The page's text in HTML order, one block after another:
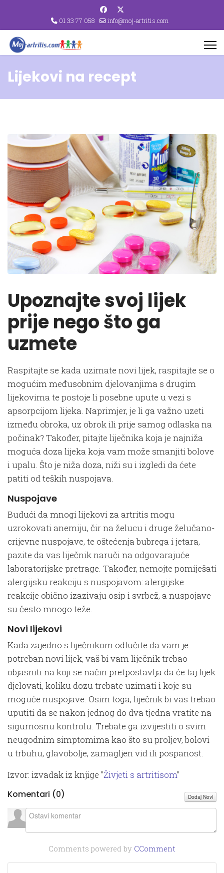
01 33 77 058 info@moj-artritis.com
Lijekovi na recept
Upoznajte svoj lijek
prije nego što ga
uzmete
Raspitajte se kada uzimate novi lijek, raspitajte se o
mogućim međusobnim djelovanjima s drugim
lijekovima te postoje li posebne upute u vezi s
apsorpcijom lijeka. Naprimjer, je li ga važno uzeti
između obroka, uz obrok ili prije samog odlaska na
počinak? Također, pitajte liječnika koja je najniža
moguća doza lijeka koja vam može smanjiti bolove
i upalu. Što je niža doza, niži su i izgledi da ćete
patiti od teških nuspojava.
Nuspojave
Budući da mnogi lijekovi za artritis mogu
uzrokovati anemiju, čir na želucu i druge želučano-
crijevne nuspojave, te oštećenja bubrega i jetara,
pazite da vas liječnik naruči na odgovarajuće
laboratorijske pretrage. Također, nemojte pomiješati
alergijsku reakciju s nuspojavom: alergijske
reakcije obično izazivaju osip i svrbež, a nuspojave
su često mnogo teže.
Novi lijekovi
Kada zajedno s liječnikom odlučite da vam je
potreban novi lijek, vaš bi vam liječnik trebao
objasniti na koji se način pretpostavlja da će taj lijek
djelovati, koliku dozu trebate uzimati i koje su
moguće nuspojave. Osim toga, liječnik bi vas trebao
uputiti da se nakon jednog do dva tjedna vratite na
sigurnosnu kontrolu. Trebate ga izvijestiti o svim
neugodnim simptomima kao što su proljev, bolovi
u trbuhu, glavobolje, zamagljen vid ili pospanost.
Izvor: izvadak iz knjige "Živjeti s artritisom"
Komentari (0) Dodaj Novi
Comments powered by CComment